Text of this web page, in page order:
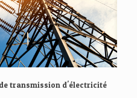
transmission d'électricité